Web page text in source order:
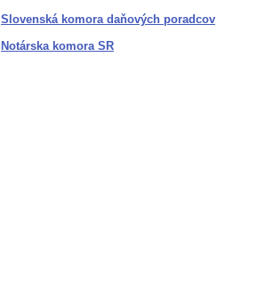
Slovenská komora daňových poradcov
Notárska komora SR